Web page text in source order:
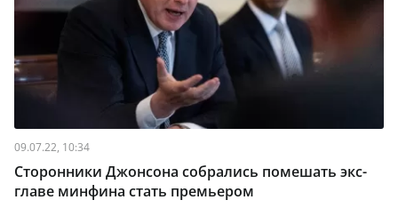
09.07.22, 10:34
Сторонники Джонсона собрались помешать экс-
главе минфина стать премьером